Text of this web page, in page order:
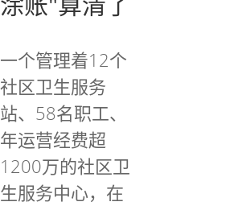
一个管理着12个
社区卫生服务
站、58名职工、
年运营经费超
1200万的社区卫
生服务中心，在